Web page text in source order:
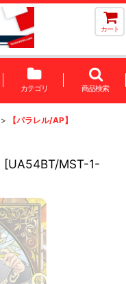
カート
カテゴリ 商品検索
>
【パラレル/AP】
[UA54BT/MST-1-